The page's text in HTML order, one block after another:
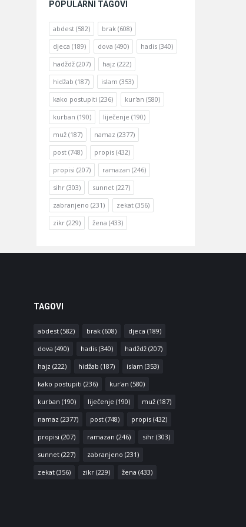
POPULARNI TAGOVI
abdest (582) brak (608)
djeca (189) dova (490) hadis (340)
hadždž (207) hajz (222)
hidžab (187) islam (353)
kako postupiti (236) kur'an (580)
kurban (190) liječenje (190)
muž (187) namaz (2377)
post (748) propis (432)
propisi (207) ramazan (246)
sihr (303) sunnet (227)
zabranjeno (231) zekat (356)
zikr (229) žena (433)
TAGOVI
abdest(582) brak(608) djeca (189)
dova (490) hadis(340) hadždž(207)
hajz (222) hidžab (187) islam (353)
kako postupiti (236) kur'an (580)
kurban (190) liječenje (190) muž(187)
namaz (2377) post(748) propis(432)
propisi (207) ramazan (246) sihr(303)
sunnet(227) zabranjeno (231)
zekat(356) zikr(229) žena (433)